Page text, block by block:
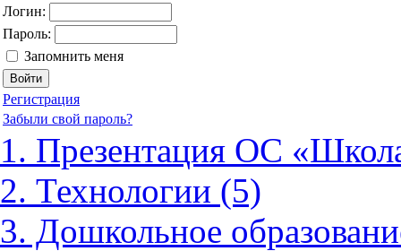
Логин:
Пароль:
Запомнить меня
Регистрация
Забыли свой пароль?
1. Презентация ОС
2. Технологии (5)
3. Дошкольное